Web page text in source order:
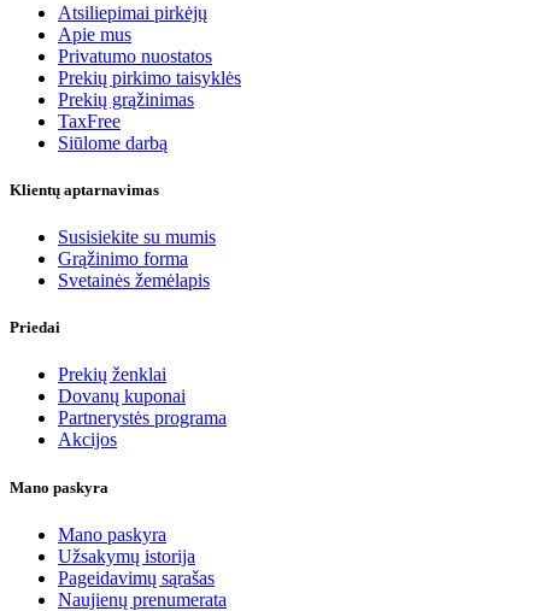
Atsiliepimai pirkėjų
Apie mus
Privatumo nuostatos
Prekių pirkimo taisyklės
Prekių grąžinimas
TaxFree
Siūlome darbą
Klientų aptarnavimas
Susisiekite su mumis
Grąžinimo forma
Svetainės žemėlapis
Priedai
Prekių ženklai
Dovanų kuponai
Partnerystės programa
Akcijos
Mano paskyra
Mano paskyra
Užsakymų istorija
Pageidavimų sąrašas
Naujienų prenumerata